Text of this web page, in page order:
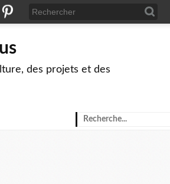
des projets et des